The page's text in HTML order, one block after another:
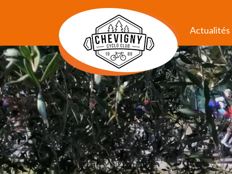
Actualités